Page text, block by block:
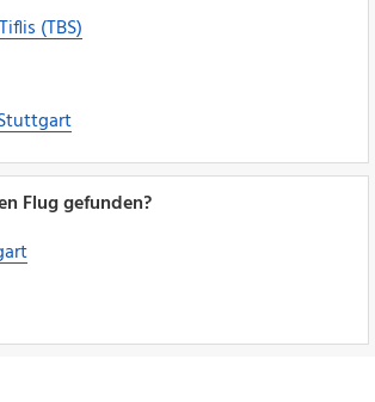
(TBS)
Flug gefunden?